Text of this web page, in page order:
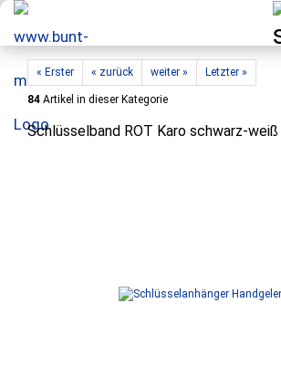
« Erster « zurück weiter » Letzter »
84 Artikel in dieser Kategorie
Schlüsselband ROT Karo schwarz-